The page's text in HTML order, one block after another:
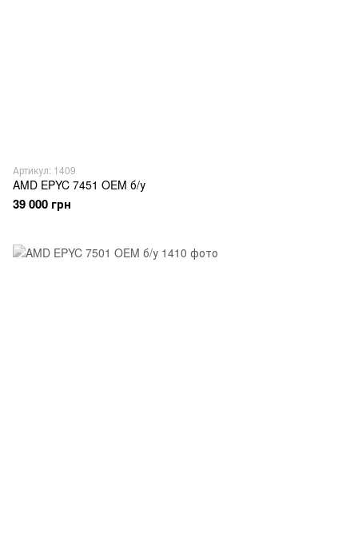
Артикул: 1409
AMD EPYC 7451 OEM б/у
39 000 грн